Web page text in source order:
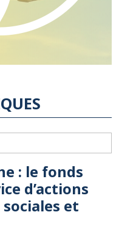
: le fonds
d’actions
et